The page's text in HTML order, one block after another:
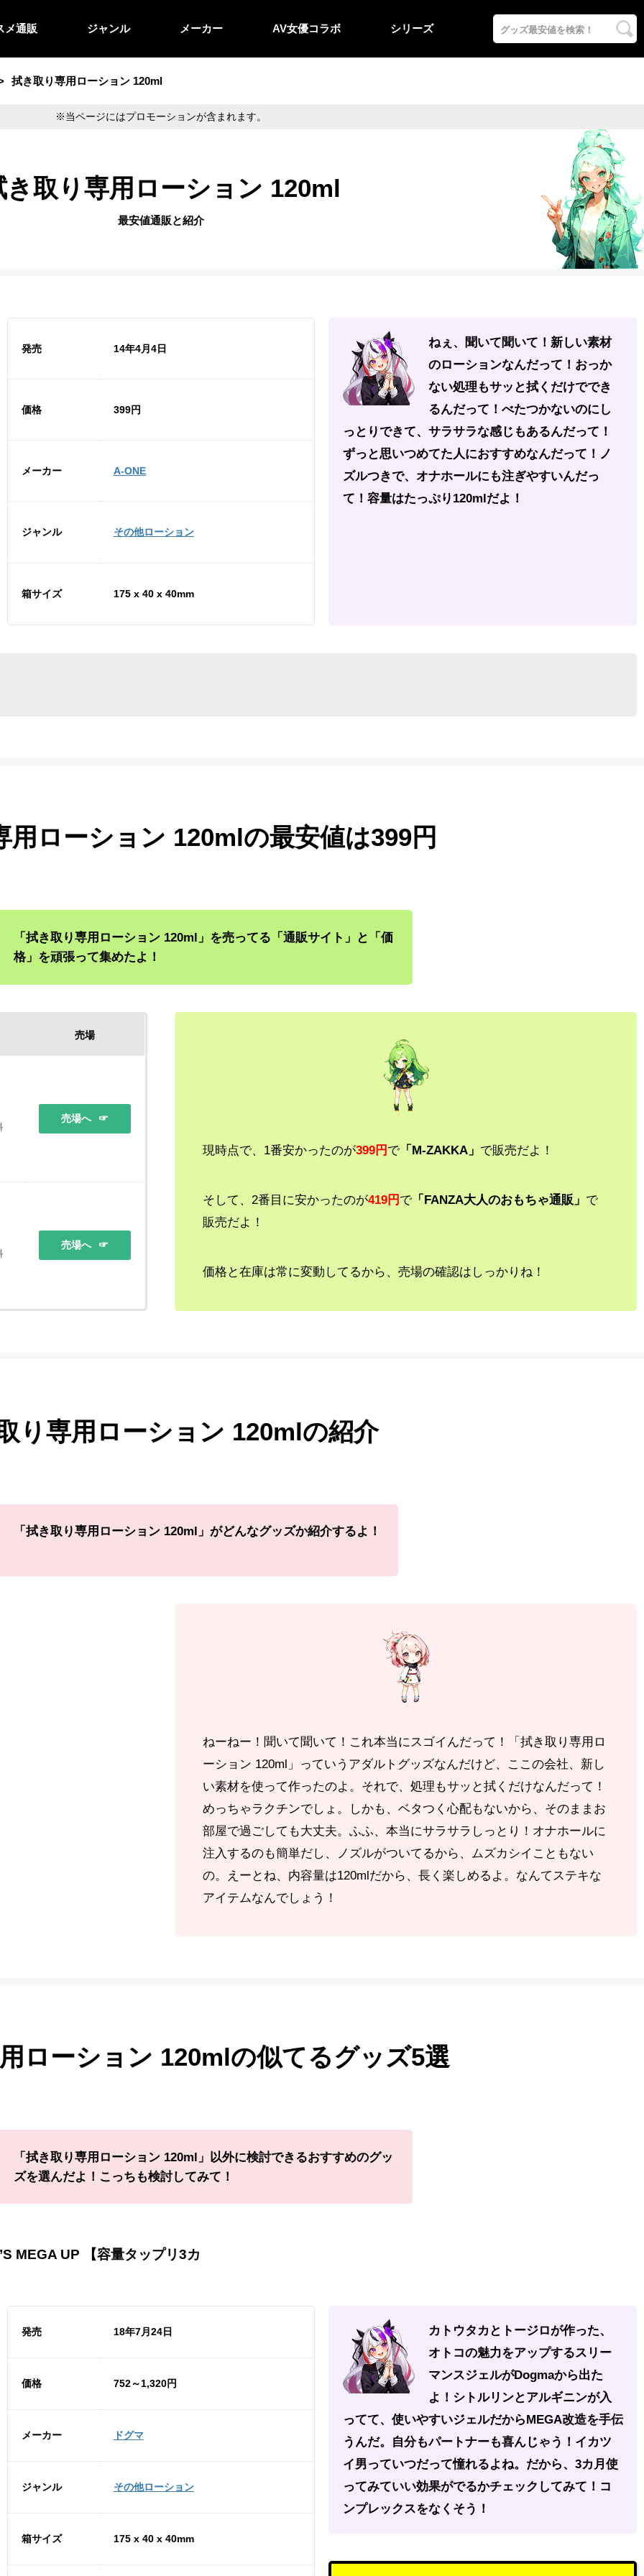
メ通販 ジャンル メーカー AV女優コラボ シリーズ
拭き取り専用ローション 120ml
※当ページにはプロモーションが含まれます。
き取り専用ローション 120ml
最安値通販と紹介
発売 14年4月4日
価格 399円
メーカー A-ONE
ジャンル その他ローション
箱サイズ 175 x 40 x 40mm
ねぇ、聞いて聞いて！新しい素材
のローションなんだって！おっか
ない処理もサッと拭くだけででき
るんだって！べたつかないのにし
っとりできて、サラサラな感じもあるんだって！
ずっと思いつめてた人におすすめなんだって！ノ
ズルつきで、オナホールにも注ぎやすいんだっ
て！容量はたっぷり120mlだよ！
用ローション 120mlの最安値は399円
「拭き取り専用ローション 120ml」を売ってる「通販サイト」と「価
格」を頑張って集めたよ！
売場
売場へ
売場へ
現時点で、1番安かったのが399円で「M-ZAKKA」 で販売だよ！
そして、2番目に安かったのが419円 で「FANZA大人のおもちゃ通販」 で
販売だよ！
価格と在庫は常に変動してるから、売場の確認はしっかりね！
り専用ローション 120mlの紹介
「拭き取り専用ローション 120ml」がどんなグッズか紹介するよ！
ねーねー！聞いて聞いて！これ本当にスゴイんだって！「拭き取り専用ロ
ーション 120ml」っていうアダルトグッズなんだけど、ここの会社、新し
い素材を使って作ったのよ。それで、処理もサッと拭くだけなんだって！
めっちゃラクチンでしょ。しかも、ベタつく心配もないから、そのままお
部屋で過ごしても大丈夫。ふふ、本当にサラサラしっとり！オナホールに
注入するのも簡単だし、ノズルがついてるから、ムズカシイこともない
の。えーとね、内容量は120mlだから、長く楽しめるよ。なんてステキな
アイテムなんでしょう！
ローション 120mlの似てるグッズ5選
「拭き取り専用ローション 120ml」以外に検討できるおすすめのグッ
ズを選んだよ！こっちも検討してみて！
MEGA UP 【容量タップリ3カ
発売 18年7月24日
価格 752～1,320円
メーカー ドグマ
ジャンル その他ローション
箱サイズ 175 x 40 x 40mm
カトウタカとトージロが作った、
オトコの魅力をアップするスリー
マンスジェルがDogmaから出た
よ！シトルリンとアルギニンが入
ってて、使いやすいジェルだからMEGA改造を手伝
うんだ。自分もパートナーも喜んじゃう！イカツ
イ男っていつだって憧れるよね。だから、3カ月使
ってみていい効果がでるかチェックしてみて！コ
ンプレックスをなくそう！